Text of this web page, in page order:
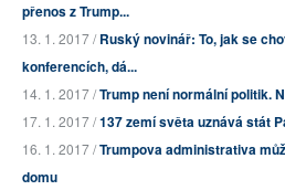
přenos z Trump...
13. 1. 2017 /Ruský novinář: To, jak se
konferencích, dá...
14. 1. 2017 /Trump není normální politik.
17. 1. 2017 /137 zemí světa uznává stát
16. 1. 2017 /Trumpova administrativa
domu